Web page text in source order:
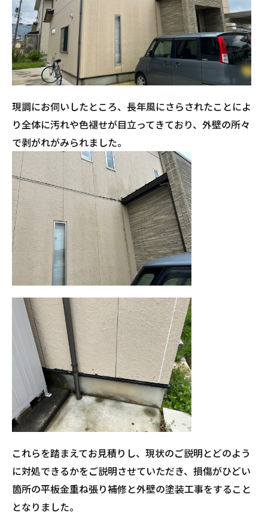
現調にお伺いしたところ、長年風にさらされたことによ
り全体に汚れや色褪せが目立ってきており、外壁の所々
で剥がれがみられました。
これらを踏まえてお見積りし、現状のご説明とどのよう
に対処できるかをご説明させていただき、損傷がひどい
箇所の平板金重ね張り補修と外壁の塗装工事をすること
となりました。